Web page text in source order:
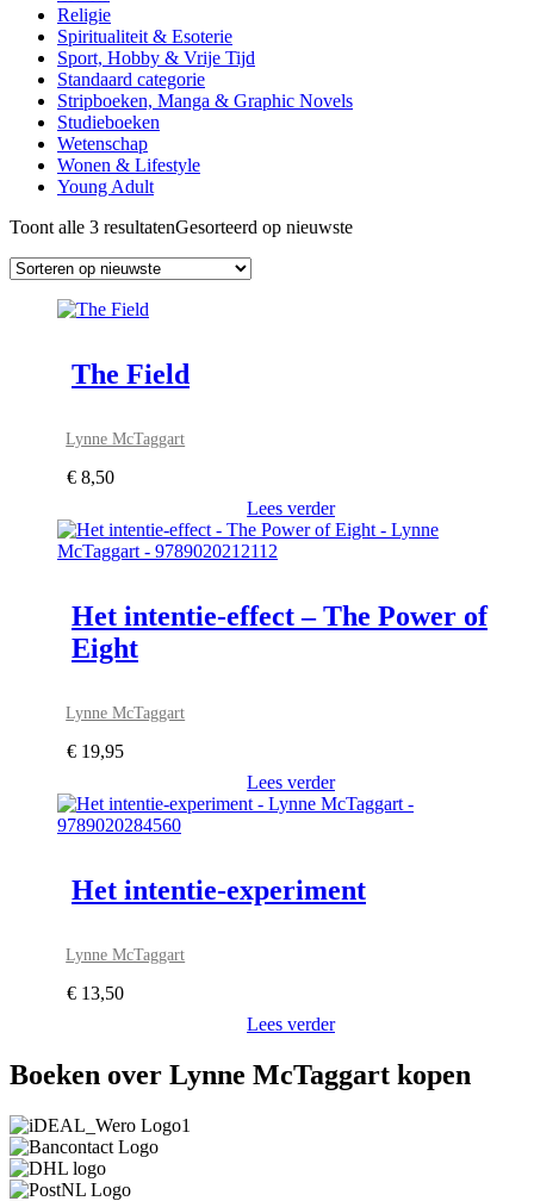
Religie
Spiritualiteit & Esoterie
Sport, Hobby & Vrije Tijd
Standaard categorie
Stripboeken, Manga & Graphic Novels
Studieboeken
Wetenschap
Wonen & Lifestyle
Young Adult
Toont alle 3 resultatenGesorteerd op nieuwste
The Field
Lynne McTaggart
€ 8,50
Lees verder
Het intentie-effect – The Power of
Eight
Lynne McTaggart
€ 19,95
Lees verder
Het intentie-experiment
Lynne McTaggart
€ 13,50
Lees verder
Boeken over Lynne McTaggart kopen